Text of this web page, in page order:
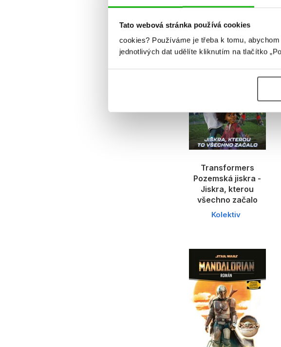
Tato webová stránka používá cookies
cookies? Používáme je třeba k tomu,
jednotlivých dat udělíte kliknutím na tlačítko
Kolektiv
Transformers
Pozemská jiskra -
Jiskra, kterou
všechno začalo
Kolektiv